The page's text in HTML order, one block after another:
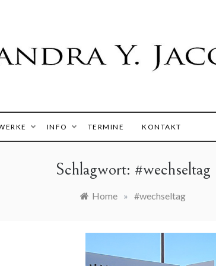
INFO TERMINE KONTAKT
Schlagwort: #wechseltag
Home » #wechseltag